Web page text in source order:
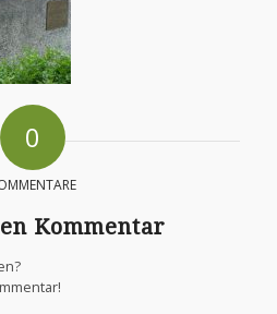
0
Kommentar